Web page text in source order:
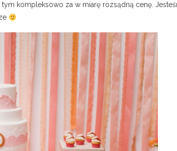
kompleksowo za w miarę rozsądną cenę.